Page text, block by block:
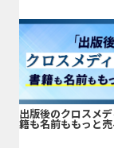
出版後のクロスメ
籍も名前ももっと売